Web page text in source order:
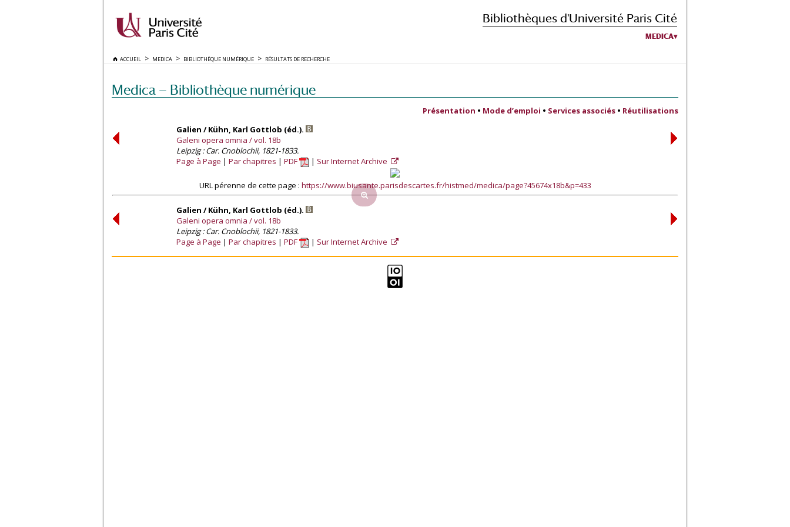
Bibliothèques d'Université Paris Cité
MEDICA
ACCUEIL MEDICA BIBLIOTHÈQUE NUMÉRIQUE RÉSULTATS DE RECHERCHE
Medica — Bibliothèque numérique
Présentation • Mode d’emploi • Services associés • Réutilisations
Galien / Kühn, Karl Gottlob (éd.).
Galeni opera omnia / vol. 18b
Leipzig : Car. Cnoblochii, 1821-1833.
Page à Page
Par chapitres PDF Sur Internet Archive
URL pérenne de cette page : https://www.biusante.parisdescartes.fr/histmed/medica/page?45674x18b&p=433
Galien / Kühn, Karl Gottlob (éd.).
Galeni opera omnia / vol. 18b
Leipzig : Car. Cnoblochii, 1821-1833.
Page à Page
Par chapitres PDF Sur Internet Archive